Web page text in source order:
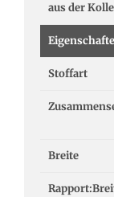
aus der
Stoffart
Breite